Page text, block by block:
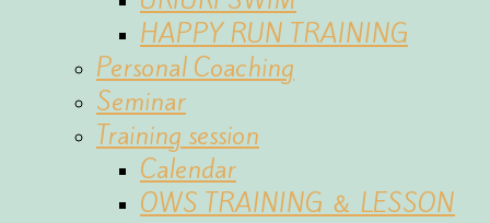
HAPPY RUN TRAINING
Personal Coaching
Seminar
Training session
Calendar
OWS TRAINING ＆ LESSON